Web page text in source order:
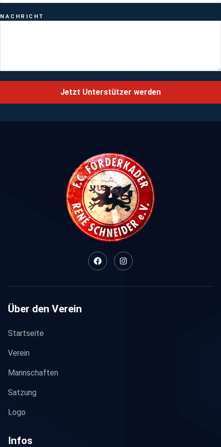
NACHRICHT
Jetzt Unterstützer werden
Über den Verein
Startseite
Verein
Mannschaften
Satzung
Logo
Infos